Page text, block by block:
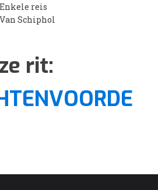
Enkele reis
Van Schiphol
rit: